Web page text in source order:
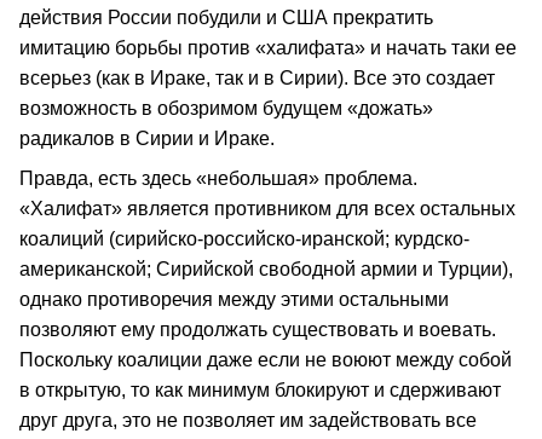
действия России побудили и США прекратить
имитацию борьбы против «халифата» и начать таки ее
всерьез (как в Ираке, так и в Сирии). Все это создает
возможность в обозримом будущем «дожать»
радикалов в Сирии и Ираке.
Правда, есть здесь «небольшая» проблема.
«Халифат» является противником для всех остальных
коалиций (сирийско-российско-иранской; курдско-
американской; Сирийской свободной армии и Турции),
однако противоречия между этими остальными
позволяют ему продолжать существовать и воевать.
Поскольку коалиции даже если не воюют между собой
в открытую, то как минимум блокируют и сдерживают
друг друга, это не позволяет им задействовать все